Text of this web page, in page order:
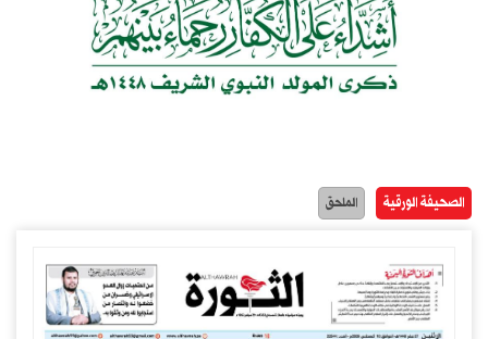
الصحيفة الورقية الملحق